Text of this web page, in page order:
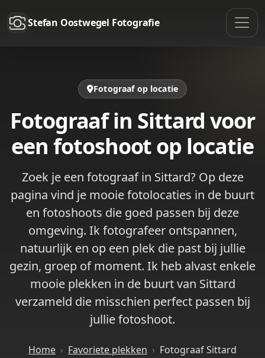
Stefan Oostwegel Fotografie
Fotograaf op locatie
Fotograaf in Sittard voor
een fotoshoot op locatie
Zoek je een fotograaf in Sittard? Op deze
pagina vind je mooie fotolocaties in de buurt
en fotoshoots die goed passen bij deze
omgeving. Ik fotografeer ontspannen,
natuurlijk en op een plek die past bij jullie
gezin, groep of moment. Ik heb alvast enkele
mooie plekken in de buurt van Sittard
verzameld die misschien perfect passen bij
jullie fotoshoot.
Home Favoriete plekken Fotograaf Sittard